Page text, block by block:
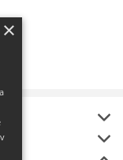
×